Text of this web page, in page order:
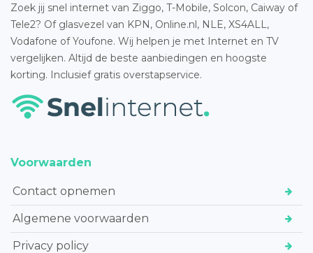
Zoek jij snel internet van Ziggo, T-Mobile, Solcon, Caiway of
Tele2? Of glasvezel van KPN, Online.nl, NLE, XS4ALL,
Vodafone of Youfone. Wij helpen je met Internet en TV
vergelijken. Altijd de beste aanbiedingen en hoogste
korting. Inclusief gratis overstapservice.
Voorwaarden
Contact opnemen
Algemene voorwaarden
Privacy policy